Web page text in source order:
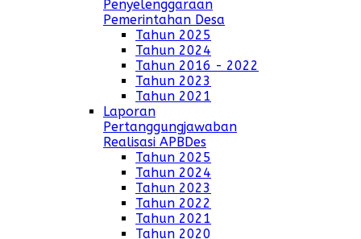
Penyelenggaraan
Pemerintahan Desa
Tahun 2025
Tahun 2024
Tahun 2016 - 2022
Tahun 2023
Tahun 2021
Laporan
Pertanggungjawaban
Realisasi APBDes
Tahun 2025
Tahun 2024
Tahun 2023
Tahun 2022
Tahun 2021
Tahun 2020